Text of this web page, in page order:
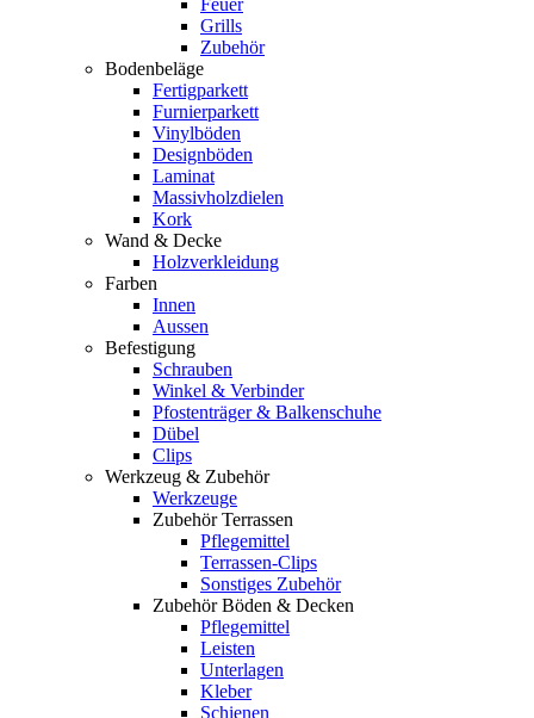
Grills
Zubehör
Bodenbeläge
Fertigparkett
Furnierparkett
Vinylböden
Designböden
Laminat
Massivholzdielen
Kork
Wand & Decke
Holzverkleidung
Farben
Innen
Aussen
Befestigung
Schrauben
Winkel & Verbinder
Pfostenträger & Balkenschuhe
Dübel
Clips
Werkzeug & Zubehör
Werkzeuge
Zubehör Terrassen
Pflegemittel
Terrassen-Clips
Sonstiges Zubehör
Zubehör Böden & Decken
Pflegemittel
Leisten
Unterlagen
Kleber
Schienen